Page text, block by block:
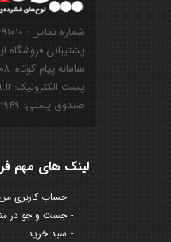
شماره تماس : ۲۲۶۹۱۰۱۰-(۰۲۱)
پشتیبانی فروشگاه اینترنتی:
سامانه پیام کوتاه: ۳۰۰۰۸۰۰۸
پست الکترونیک: info@parvaz99.ir
صندوق پستی: ۱۹۴۹-۱۹۳۹۵
لینک های مهم
حساب کاربری من
جست و جو در
سبد خرید